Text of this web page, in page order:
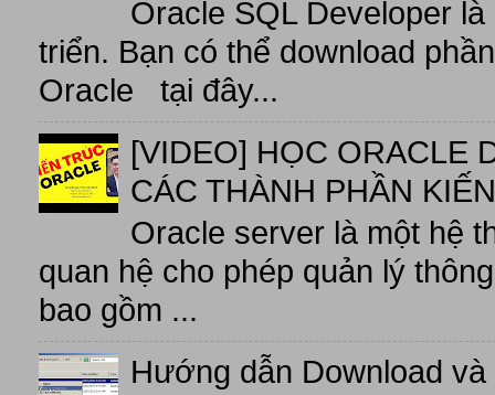
Oracle SQL Developer
triển. Bạn có thể download
Oracle tại đây...
[VIDEO] HỌC ORACLE
CÁC THÀNH PHẦN
Oracle server là một hệ
quan hệ cho phép quản lý
bao gồm ...
Hướng dẫn Download